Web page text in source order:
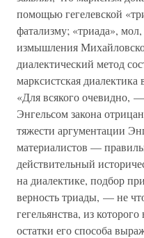
помощью гегелевской
фатализму; «триада»,
измышления
диалектический метод
марксистская диалектика
«Для всякого очевидно,
Энгельсом закона
тяжести аргументации
материалистов —
действительный
на диалектике, подбор
верность триады, — не
гегельянства, из
остатки его способа